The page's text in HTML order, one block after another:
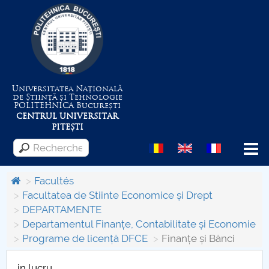
Universitatea Națională
de Știință și Tehnologie
POLITEHNICABucurești
CENTRUL UNIVERSITAR
PITEȘTI
Menu
Despre Universitate
Centrul de Management al Proiectelor
Facultés
Facultatea de Stiinte Economice și Drept
DEPARTAMENTE
Departamentul Finanțe, Contabilitate și Economie
Programe de licență DFCE
Finanțe și Bănci